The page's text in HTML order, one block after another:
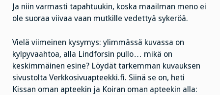
Ja niin varmasti tapahtuukin, koska maailman meno ei
ole suoraa viivaa vaan mutkille vedettyä sykeröä.
Vielä viimeinen kysymys: ylimmässä kuvassa on
kylpyvaahtoa, alla Lindforsin pullo… mikä on
keskimmäinen esine? Löydät tarkemman kuvauksen
sivustolta Verkkosivuapteekki.fi. Siinä se on, heti
Kissan oman apteekin ja Koiran oman apteekin alla: